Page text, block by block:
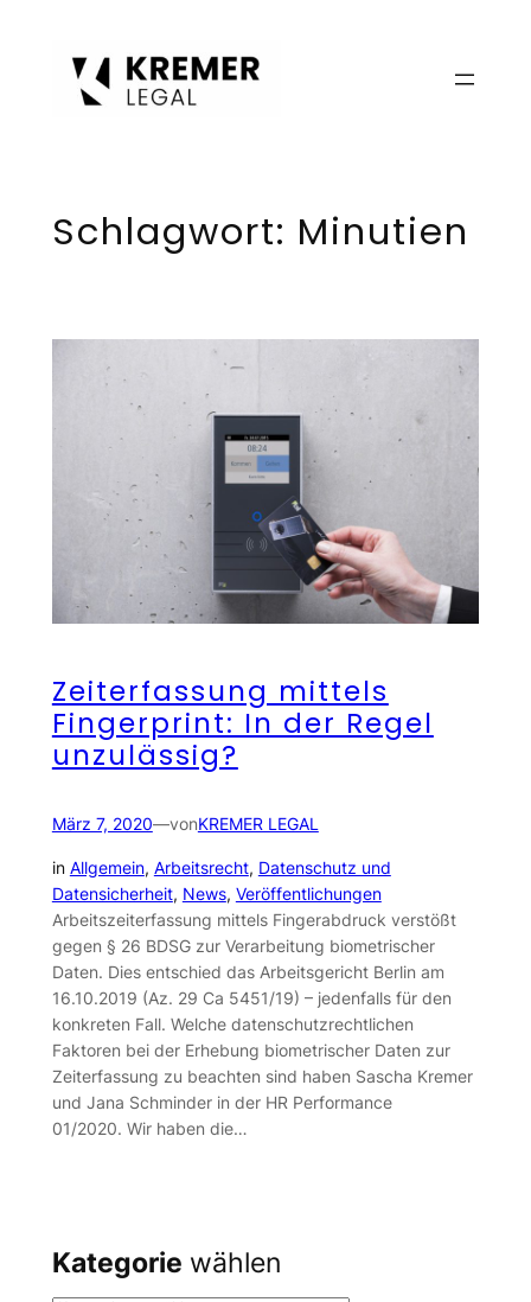
Schlagwort: Minutien
Zeiterfassung mittels
Fingerprint: In der Regel
unzulässig?
März 7, 2020—vonKREMER LEGAL
in Allgemein, Arbeitsrecht, Datenschutz und
Datensicherheit, News, Veröffentlichungen
Arbeitszeiterfassung mittels Fingerabdruck verstößt
gegen § 26 BDSG zur Verarbeitung biometrischer
Daten. Dies entschied das Arbeitsgericht Berlin am
16.10.2019 (Az. 29 Ca 5451/19) – jedenfalls für den
konkreten Fall. Welche datenschutzrechtlichen
Faktoren bei der Erhebung biometrischer Daten zur
Zeiterfassung zu beachten sind haben Sascha Kremer
und Jana Schminder in der HR Performance
01/2020. Wir haben die…
Kategorie wählen